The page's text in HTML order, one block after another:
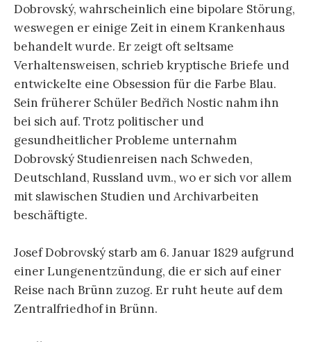
Dobrovský, wahrscheinlich eine bipolare Störung,
weswegen er einige Zeit in einem Krankenhaus
behandelt wurde. Er zeigt oft seltsame
Verhaltensweisen, schrieb kryptische Briefe und
entwickelte eine Obsession für die Farbe Blau.
Sein früherer Schüler Bedřich Nostic nahm ihn
bei sich auf. Trotz politischer und
gesundheitlicher Probleme unternahm
Dobrovský Studienreisen nach Schweden,
Deutschland, Russland uvm., wo er sich vor allem
mit slawischen Studien und Archivarbeiten
beschäftigte.
Josef Dobrovský starb am 6. Januar 1829 aufgrund
einer Lungenentzündung, die er sich auf einer
Reise nach Brünn zuzog. Er ruht heute auf dem
Zentralfriedhof in Brünn.